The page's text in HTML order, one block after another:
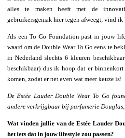
alles te maken heeft met de
gebruikersgemak hier tegen afweegt, vind
Als een To Go Foundation past in jouw
waard om de Double Wear To Go eens te
in Nederland slechts 6 kleuren
beschikbaar) dus ik hoop dat er
komen, zodat er net even wat meer keuze is!
De Estée Lauder Double Wear To Go
andere verkrijgbaar bij parfumerie
Wat vinden jullie van de Estée Lauder
het iets dat in jouw lifestyle zou passen?